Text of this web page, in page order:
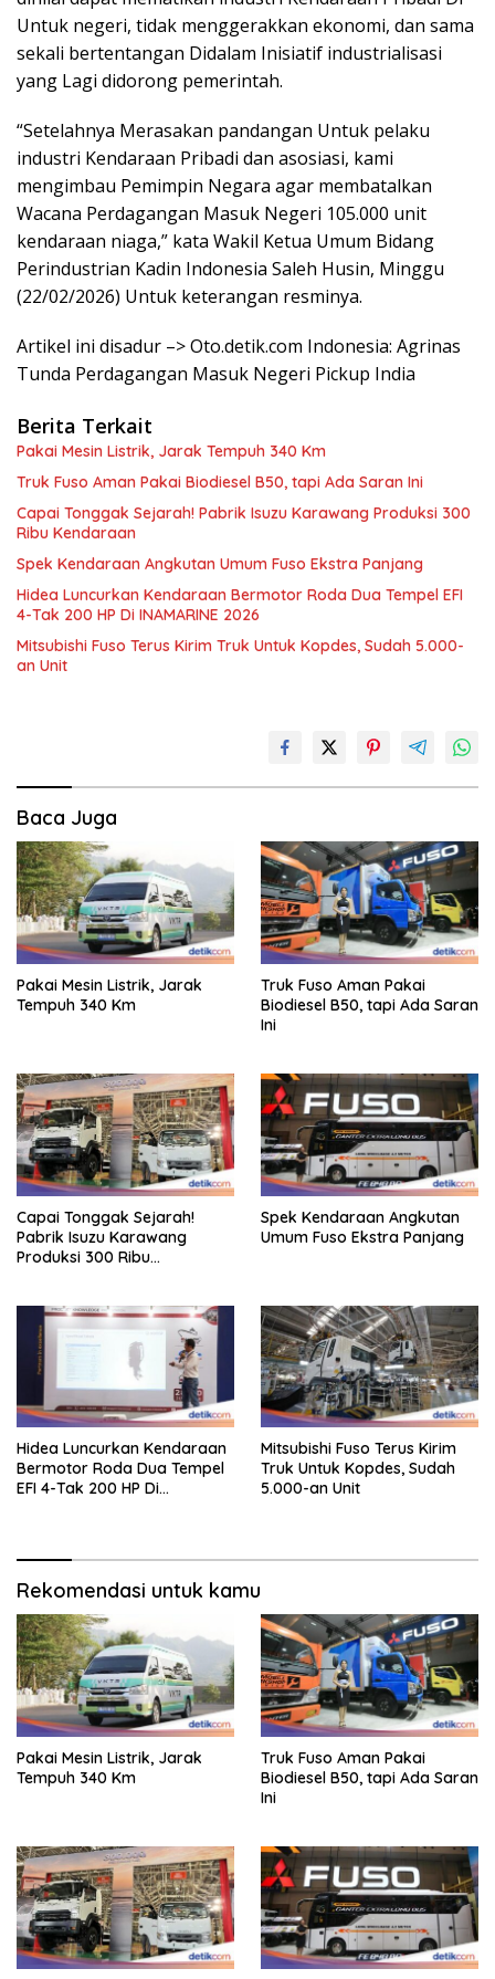
Untuk negeri, tidak menggerakkan ekonomi, dan sama
sekali bertentangan Didalam Inisiatif industrialisasi
yang Lagi didorong pemerintah.
“Setelahnya Merasakan pandangan Untuk pelaku
industri Kendaraan Pribadi dan asosiasi, kami
mengimbau Pemimpin Negara agar membatalkan
Wacana Perdagangan Masuk Negeri 105.000 unit
kendaraan niaga,” kata Wakil Ketua Umum Bidang
Perindustrian Kadin Indonesia Saleh Husin, Minggu
(22/02/2026) Untuk keterangan resminya.
Artikel ini disadur –> Oto.detik.com Indonesia: Agrinas
Tunda Perdagangan Masuk Negeri Pickup India
Berita Terkait
Pakai Mesin Listrik, Jarak Tempuh 340 Km
Truk Fuso Aman Pakai Biodiesel B50, tapi Ada Saran Ini
Capai Tonggak Sejarah! Pabrik Isuzu Karawang Produksi 300
Ribu Kendaraan
Spek Kendaraan Angkutan Umum Fuso Ekstra Panjang
Hidea Luncurkan Kendaraan Bermotor Roda Dua Tempel EFI
4-Tak 200 HP Di INAMARINE 2026
Mitsubishi Fuso Terus Kirim Truk Untuk Kopdes, Sudah 5.000-
an Unit
Baca Juga
Pakai Mesin Listrik, Jarak
Tempuh 340 Km
Truk Fuso Aman Pakai
Biodiesel B50, tapi Ada Saran
Ini
Capai Tonggak Sejarah!
Pabrik Isuzu Karawang
Produksi 300 Ribu
Spek Kendaraan Angkutan
Umum Fuso Ekstra Panjang
Hidea Luncurkan Kendaraan
Bermotor Roda Dua Tempel
EFI 4-Tak 200 HP Di
Mitsubishi Fuso Terus Kirim
Truk Untuk Kopdes, Sudah
5.000-an Unit
Rekomendasi untuk kamu
Pakai Mesin Listrik, Jarak
Tempuh 340 Km
Truk Fuso Aman Pakai
Biodiesel B50, tapi Ada Saran
Ini